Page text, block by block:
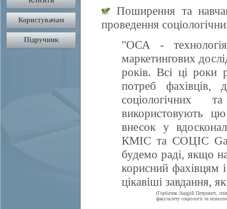
Поширення та
проведення
"ОСА -
маркетингових
років. Всі ці роки
потреб фахівців,
соціологічних
використовують
внесок у
КМІС та СОЦІС
будемо раді, якщо
корисний фахівцям
цікавіші завдання,
(Горбачик Андрій Петрович,
факультету соціології та